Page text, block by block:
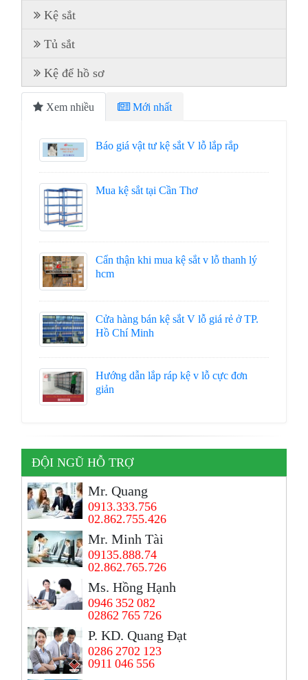
Kệ sắt
Tủ sắt
Kệ để hồ sơ
Xem nhiều Mới nhất
Báo giá vật tư kệ sắt V lỗ lắp rắp
Mua kệ sắt tại Cần Thơ
Cẩn thận khi mua kệ sắt v lỗ thanh lý
hcm
Cửa hàng bán kệ sắt V lỗ giá rẻ ở TP.
Hồ Chí Minh
Hướng dẫn lắp ráp kệ v lỗ cực đơn
giản
ĐỘI NGŨ HỖ TRỢ
Mr. Quang
0913.333.756
02.862.755.426
Mr. Minh Tài
09135.888.74
02.862.765.726
Ms. Hồng Hạnh
0946 352 082
02862 765 726
P. KD. Quang Đạt
0286 2702 123
0911 046 556